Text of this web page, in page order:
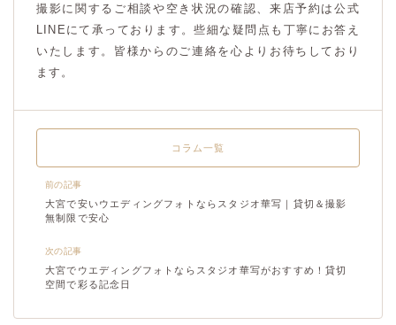
撮影に関するご相談や空き状況の確認、来店予約は公式
LINEにて承っております。些細な疑問点も丁寧にお答え
いたします。皆様からのご連絡を心よりお待ちしており
ます。
前の記事
大宮で安いウエディングフォトならスタジオ華写｜貸切＆撮影
無制限で安心
コラム一覧
次の記事
大宮でウエディングフォトならスタジオ華写がおすすめ！貸切
空間で彩る記念日